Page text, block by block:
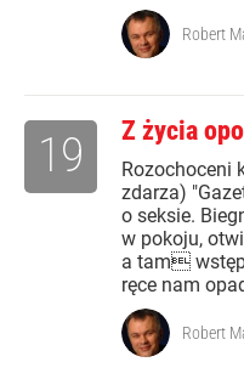
Robert
Z życia
Rozochoceni
zdarza)
o seksie.
w pokoju,
a tam
ręce nam
19
Robert